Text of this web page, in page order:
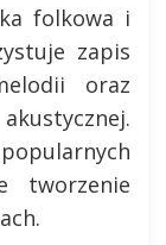
folkowa i
zapis
oraz
tworzenie